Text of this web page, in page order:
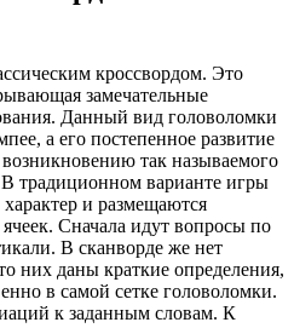
кроссвордом. Это
замечательные
Данный вид головоломки
а его постепенное развитие
так называемого
В традиционном варианте игры
и размещаются
Сначала идут вопросы по
В сканворде же нет
них даны краткие определения,
в самой сетке головоломки.
к заданным словам. К